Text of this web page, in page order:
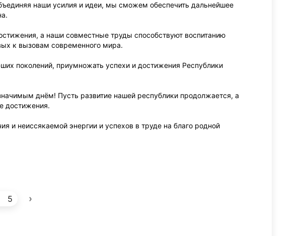
наши усилия и идеи, мы сможем обеспечить дальнейшее
а наши совместные труды способствуют воспитанию
к вызовам современного мира.
поколений, приумножать успехи и достижения Республики
днём! Пусть развитие нашей республики продолжается, а
достижения.
и неиссякаемой энергии и успехов в труде на благо родной
5 ›